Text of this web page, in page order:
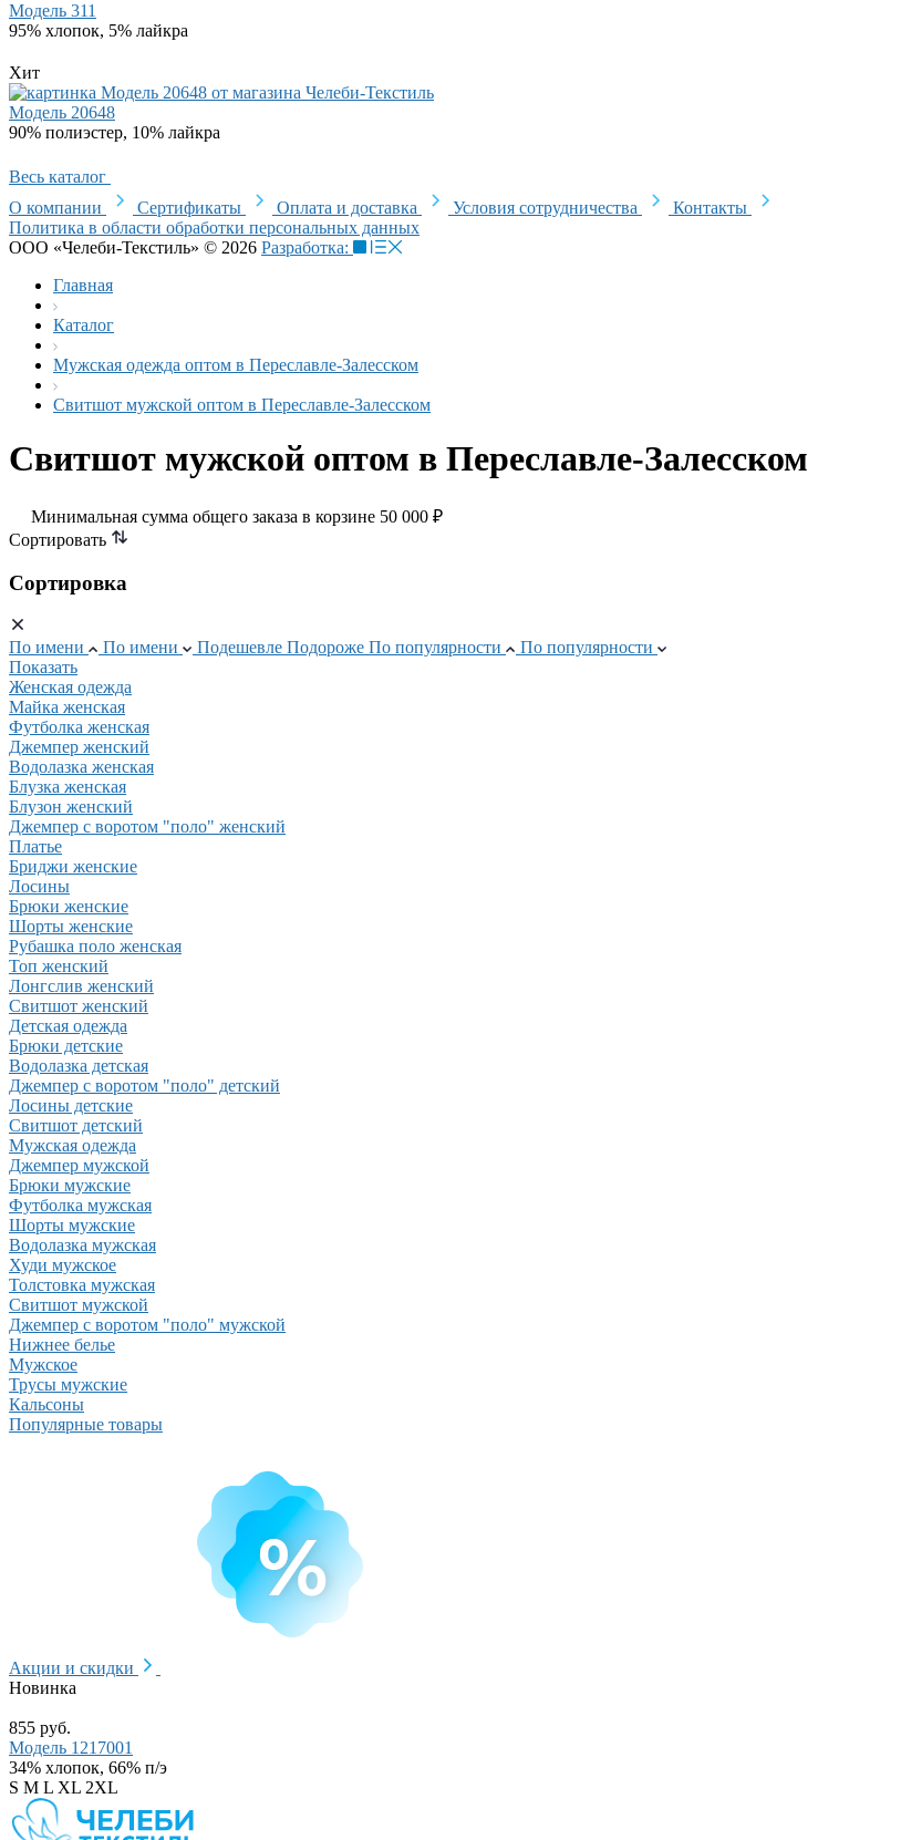
Модель 311
95% хлопок, 5% лайкра
Хит
Модель 20648
90% полиэстер, 10% лайкра
Весь каталог
О компании
Сертификаты Оплата и доставка Условия сотрудничества
Контакты
Политика в области обработки персональных данных
ООО «Челеби-Текстиль» © 2026 Разработка:
Главная
Каталог
Мужская одежда оптом в Переславле-Залесском
Свитшот мужской оптом в Переславле-Залесском
Свитшот мужской оптом в Переславле-Залесском
Минимальная сумма общего заказа в корзине 50 000 ₽
Сортировать
Сортировка
По имени По имени Подешевле Подороже По популярности
По популярности
Показать
Женская одежда
Майка женская
Футболка женская
Джемпер женский
Водолазка женская
Блузка женская
Блузон женский
Джемпер с воротом "поло" женский
Платье
Бриджи женские
Лосины
Брюки женские
Шорты женские
Рубашка поло женская
Топ женский
Лонгслив женский
Свитшот женский
Детская одежда
Брюки детские
Водолазка детская
Джемпер с воротом "поло" детский
Лосины детские
Свитшот детский
Мужская одежда
Джемпер мужской
Брюки мужские
Футболка мужская
Шорты мужские
Водолазка мужская
Худи мужское
Толстовка мужская
Свитшот мужской
Джемпер с воротом "поло" мужской
Нижнее белье
Мужское
Трусы мужские
Кальсоны
Популярные товары
Акции и скидки
Новинка
855 руб.
Модель 1217001
34% хлопок, 66% п/э
S M L XL 2XL